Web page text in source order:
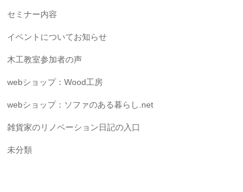
セミナー内容
イベントについてお知らせ
木工教室参加者の声
webショップ：Wood工房
webショップ：ソファのある暮らし.net
雑貨家のリノベーション日記の入口
未分類